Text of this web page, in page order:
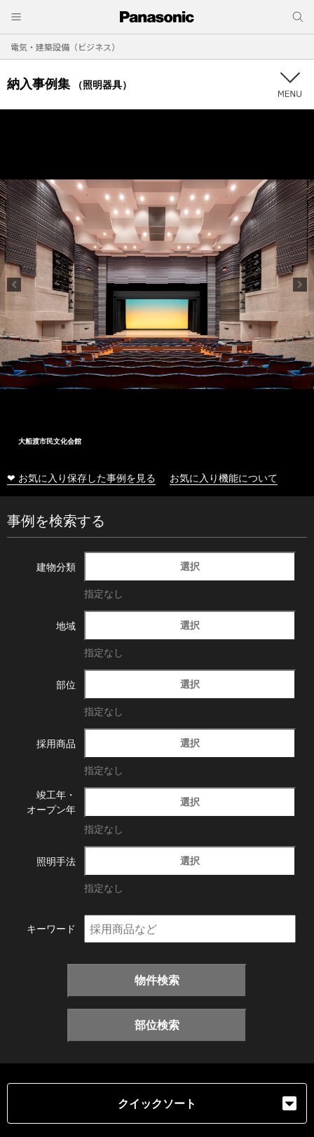
電気・建築設備（ビジネス）
納入事例集 （照明器具）
大船渡市民文化会館
❤ お気に入り保存した事例を見る お気に入り機能について
事例を検索する
建物分類 選択
指定なし
地域 選択
指定なし
部位 選択
指定なし
採用商品 選択
指定なし
竣工年・
オープン年
選択
指定なし
照明手法 選択
指定なし
キーワード
物件検索
部位検索
クイックソート